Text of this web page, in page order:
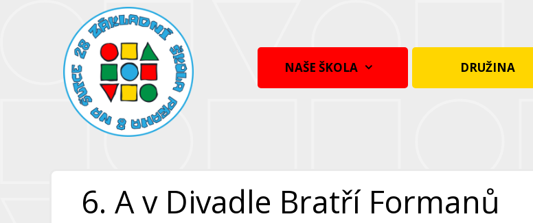
NAŠE ŠKOLA DRUŽINA
6. A v Divadle Bratří Formanů